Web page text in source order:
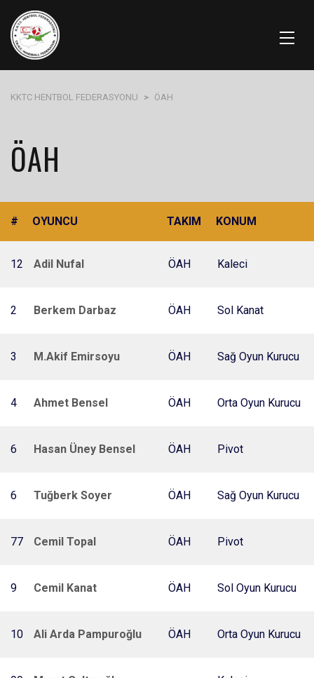
KKTC HENTBOL FEDERASYONU > ÖAH
ÖAH
# OYUNCU TAKIM KONUM
12 Adil Nufal ÖAH Kaleci
2 Berkem Darbaz ÖAH Sol Kanat
3 M.Akif Emirsoyu ÖAH Sağ Oyun Kurucu
4 Ahmet Bensel ÖAH Orta Oyun Kurucu
6 Hasan Üney Bensel ÖAH Pivot
6 Tuğberk Soyer ÖAH Sağ Oyun Kurucu
77 Cemil Topal ÖAH Pivot
9 Cemil Kanat ÖAH Sol Oyun Kurucu
10 Ali Arda Pampuroğlu ÖAH Orta Oyun Kurucu